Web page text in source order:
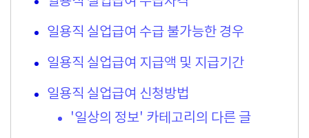
일용직 실업급여 수급 불가능한 경우
일용직 실업급여 지급액 및 지급기간
일용직 실업급여 신청방법
'일상의 정보' 카테고리의 다른 글